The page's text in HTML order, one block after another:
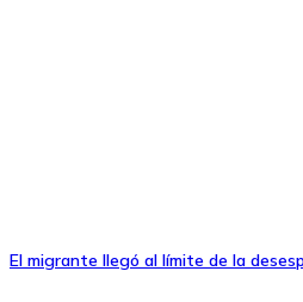
El migrante llegó al límite de la